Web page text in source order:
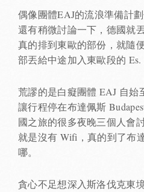
偶像團體EAJ的流浪準備計
還有稍微討論一下，德國就
真的排到東歐的部份，就隨
部丟給中途加入東歐段的 Es.
荒謬的是白癡團體 EAJ 自始
讓行程停在布達佩斯
國之旅的很多夜晚三個人會
就是沒有 Wifi，真的到了布
哪。
貪心不足想深入斯洛伐克東